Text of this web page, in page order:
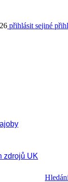
přihlásit sejiné
zdrojů UK